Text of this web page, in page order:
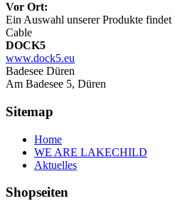
Vor Ort:
Ein Auswahl unserer Produkte findet
Cable
DOCK5
www.dock5.eu
Badesee Düren
Am Badesee 5, Düren
Sitemap
Home
WE ARE LAKECHILD
Aktuelles
Shopseiten